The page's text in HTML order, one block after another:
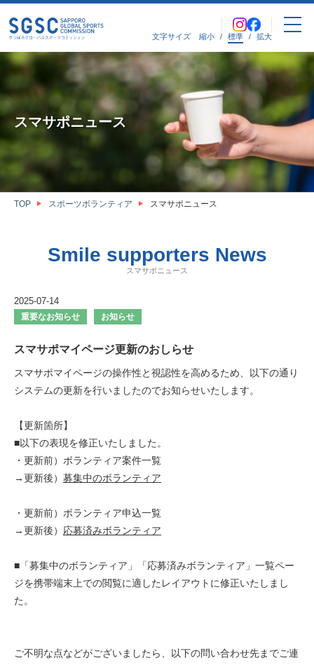
文字サイズ 縮小 / 標準 / 拡大
スマサポニュース
TOP スポーツボランティア スマサポニュース
Smile supporters News
スマサポニュース
2025-07-14
重要なお知らせ お知らせ
スマサポマイページ更新のおしらせ
スマサポマイページの操作性と視認性を高めるため、以下の通り
システムの更新を行いましたのでお知らせいたします。
【更新箇所】
■以下の表現を修正いたしました。
・更新前）ボランティア案件一覧
→更新後） 募集中のボランティア
・更新前）ボランティア申込一覧
→更新後） 応募済みボランティア
■「募集中のボランティア」「応募済みボランティア」一覧ペー
ジを携帯端末上での閲覧に適したレイアウトに修正いたしまし
た。
ご不明な点などがございましたら、以下の問い合わせ先までご連